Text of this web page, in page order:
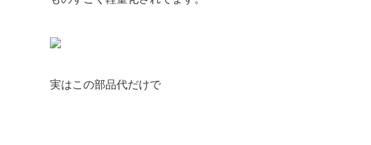
実はこの部品代だけで